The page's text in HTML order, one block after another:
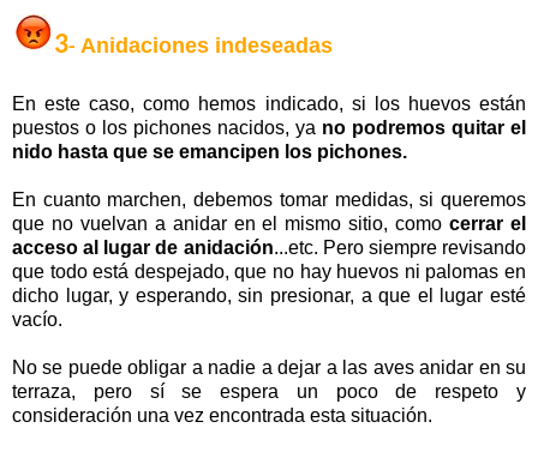
3- Anidaciones indeseadas
En este caso, como hemos indicado, si los huevos están
puestos o los pichones nacidos, ya no podremos quitar el
nido hasta que se emancipen los pichones.
En cuanto marchen, debemos tomar medidas, si queremos
que no vuelvan a anidar en el mismo sitio, comocerrar el
acceso al lugar de anidación...etc. Pero siempre revisando
que todo está despejado, que no hay huevos ni palomas en
dicho lugar, y esperando, sin presionar, a que el lugar esté
vacío.
No se puede obligar a nadie a dejar a las aves anidar en su
terraza, pero sí se espera un poco de respeto y
consideración una vez encontrada esta situación.